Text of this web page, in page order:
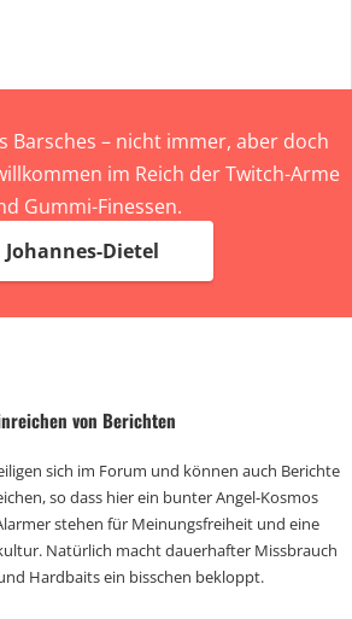
Barsches – nicht immer, aber doch
im Reich der Twitch-Arme
Gummi-Finessen.
Johannes-Dietel
von Berichten
sich im Forum und können auch Berichte
so dass hier ein bunter Angel-Kosmos
stehen für Meinungsfreiheit und eine
Natürlich macht dauerhafter Missbrauch
Hardbaits ein bisschen bekloppt.